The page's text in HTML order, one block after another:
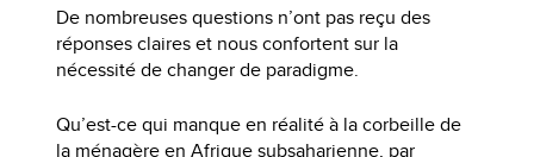
De nombreuses questions n’ont pas reçu des
réponses claires et nous confortent sur la
nécessité de changer de paradigme.
Qu’est-ce qui manque en réalité à la corbeille de
la ménagère en Afrique subsaharienne, par